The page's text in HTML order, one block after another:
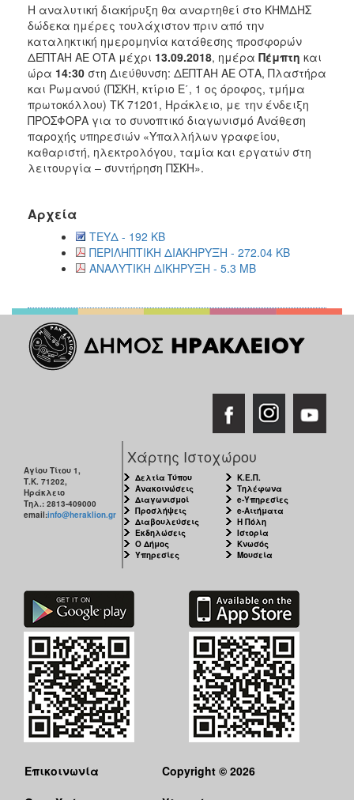
ΑΝΘΕΚΤΙΚΗ
ΠΟΛΗ
Η αναλυτική διακήρυξη θα αναρτηθεί στο ΚΗΜΔΗΣ
δώδεκα ημέρες τουλάχιστον πριν από την
καταληκτική ημερομηνία κατάθεσης προσφορών
ΔΕΠΤΑΗ ΑΕ ΟΤΑ μέχρι 13.09.2018, ημέρα Πέμπτη και
ώρα 14:30 στη Διεύθυνση: ΔΕΠΤΑΗ ΑΕ ΟΤΑ, Πλαστήρα
και Ρωμανού (ΠΣΚΗ, κτίριο Ε΄, 1 ος όροφος, τμήμα
πρωτοκόλλου) ΤΚ 71201, Ηράκλειο, με την ένδειξη
ΠΡΟΣΦΟΡΑ για το συνοπτικό διαγωνισμό Ανάθεση
παροχής υπηρεσιών «Υπαλλήλων γραφείου,
καθαριστή, ηλεκτρολόγου, ταμία και εργατών στη
λειτουργία – συντήρηση ΠΣΚΗ».
Αρχεία
ΤΕΥΔ - 192 KB
ΠΕΡΙΛΗΠΤΙΚΗ ΔΙΑΚΗΡΥΞΗ - 272.04 KB
ΑΝΑΛΥΤΙΚΗ ΔΙΚΗΡΥΞΗ - 5.3 MB
Αγίου Τίτου 1,
Τ.Κ. 71202,
Ηράκλειο
Τηλ.: 2813-409000
email:info@heraklion.gr
Χάρτης Ιστοχώρου
Δελτία Τύπου
Ανακοινώσεις
Διαγωνισμοί
Προσλήψεις
Διαβουλεύσεις
Εκδηλώσεις
Ο Δήμος
Υπηρεσίες
Κ.Ε.Π.
Τηλέφωνα
e-Υπηρεσίες
e-Αιτήματα
Η Πόλη
Ιστορία
Κνωσός
Μουσεία
Επικοινωνία
Copyright © 2026